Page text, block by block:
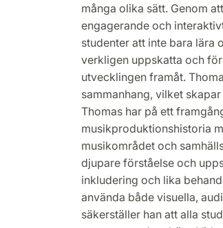
många olika sätt. Genom
engagerande och
studenter att inte bara lära
verkligen uppskatta och
utvecklingen framåt.
sammanhang, vilket
Thomas har på ett
musikproduktionshistoria
musikområdet och
djupare förståelse och
inkludering och lika
använda både visuella,
säkerställer han att alla